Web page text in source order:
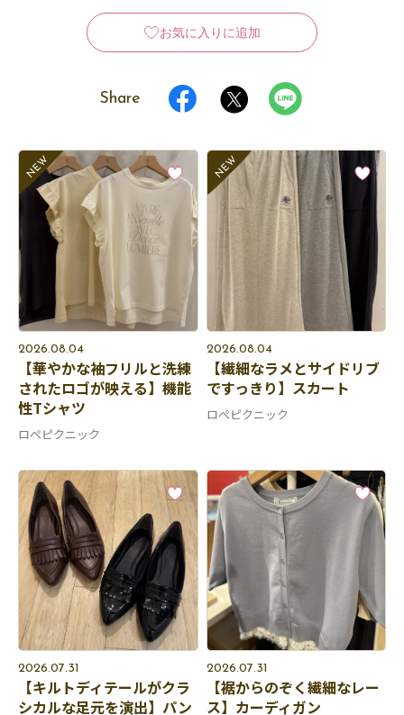
お気に入りに追加
Share
2026.08.04
【華やかな袖フリルと洗練
されたロゴが映える】機能
性Tシャツ
ロペピクニック
2026.08.04
【繊細なラメとサイドリブ
ですっきり】スカート
ロペピクニック
2026.07.31
【キルトディテールがクラ
シカルな足元を演出】パン
2026.07.31
【裾からのぞく繊細なレー
ス】カーディガン